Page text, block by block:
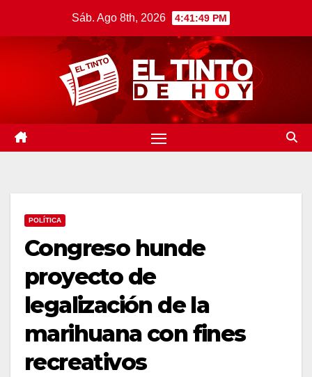
Sáb. Ago 8th, 2026 4:41:50 PM
POLÍTICA
Congreso hunde
proyecto de
legalización de la
marihuana con fines
recreativos